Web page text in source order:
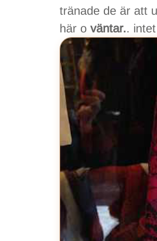
tränade de är att
här o väntar..